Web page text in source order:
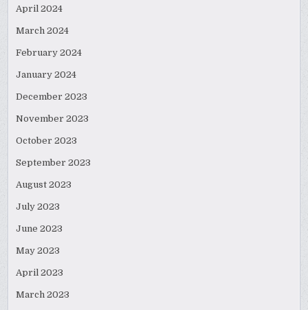
April 2024
March 2024
February 2024
January 2024
December 2023
November 2023
October 2023
September 2023
August 2023
July 2023
June 2023
May 2023
April 2023
March 2023